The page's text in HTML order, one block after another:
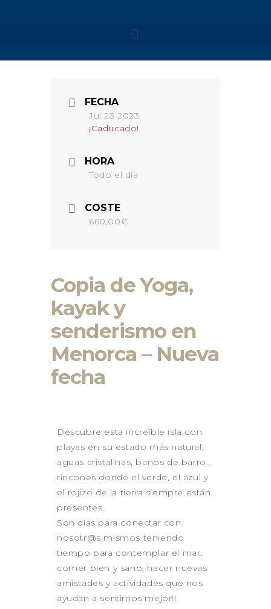
GALICIA – RUTA DE LOS
ISLAS CIES
LA PUGLIA – ITALIA 2026
FECHA
Jul 23 2023
¡Caducado!
HORA
Todo el día
COSTE
660,00€
Copia de Yoga,
kayak y
senderismo en
Menorca – Nueva
fecha
Descubre esta increíble isla con
playas en su estado más natural,
aguas cristalinas, baños de barro…
rincones donde el verde, el azul y
el rojizo de la tierra siempre están
presentes.
Son días para conectar con
nosotr@s mismos teniendo
tiempo para contemplar el mar,
comer bien y sano, hacer nuevas
amistades y actividades que nos
ayudan a sentirnos mejor!!